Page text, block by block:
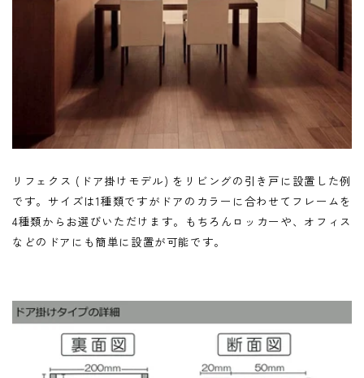
リフェクス (ドア掛けモデル) をリビングの引き戸に設置した例
です。サイズは1種類ですがドアのカラーに合わせてフレームを
4種類からお選びいただけます。もちろんロッカーや、オフィス
などのドアにも簡単に設置が可能です。